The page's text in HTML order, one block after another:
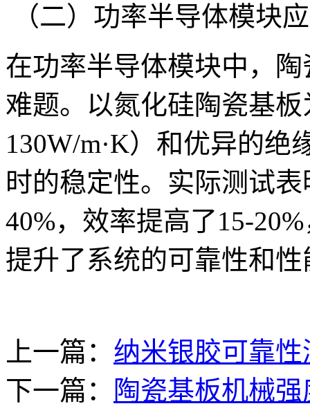
（二）功率半导体模块
在功率半导体模块中，
难题。以氮化硅陶瓷基
130W/m·K）和优异的
时的稳定性。实际测试
40%，效率提高了15-
提升了系统的可靠性和性
上一篇： 纳米银胶可靠
下一篇：
陶瓷基板机械